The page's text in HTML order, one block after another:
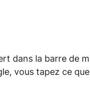
dans la barre de
vous tapez ce